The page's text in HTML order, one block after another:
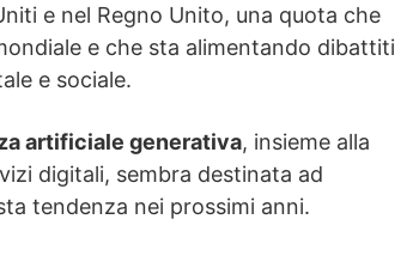
e nel Regno Unito, una quota che
e che sta alimentando dibattiti
e sociale.
artificiale generativa, insieme alla
digitali, sembra destinata ad
tendenza nei prossimi anni.